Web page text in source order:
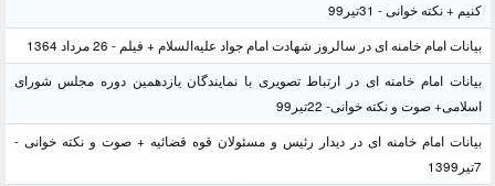
کنیم + نکته خوانی - 31تیر99
بیانات امام خامنه ای در سالروز شهادت امام جواد علیه‌السلام + فیلم - 26 مرداد 1364
بیانات امام خامنه ای در ارتباط تصویری با نمایندگان یازدهمین دوره مجلس شورای
اسلامی+ صوت و نکته خوانی- 22تیر99
بیانات امام خامنه ای در دیدار رئیس و مسئولان قوه قضائیه + صوت و نکته خوانی -
7تیر1399